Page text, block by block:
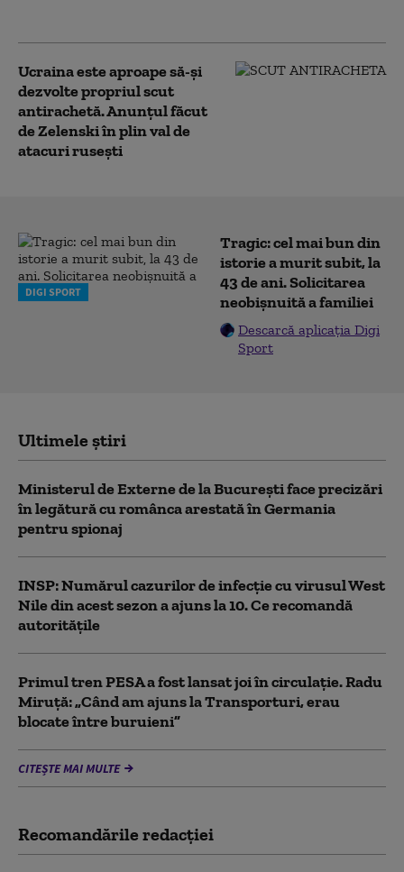
Ucraina este aproape să-și
dezvolte propriul scut
antirachetă. Anunțul făcut
de Zelenski în plin val de
atacuri rusești
DIGI SPORT
Tragic: cel mai bun din
istorie a murit subit, la
43 de ani. Solicitarea
neobișnuită a familiei
Descarcă aplicația Digi
Sport
Ultimele știri
Ministerul de Externe de la București face precizări
în legătură cu românca arestată în Germania
pentru spionaj
INSP: Numărul cazurilor de infecţie cu virusul West
Nile din acest sezon a ajuns la 10. Ce recomandă
autoritățile
Primul tren PESA a fost lansat joi în circulație. Radu
Miruță: „Când am ajuns la Transporturi, erau
blocate între buruieni”
CITEȘTE MAI MULTE
Recomandările redacţiei